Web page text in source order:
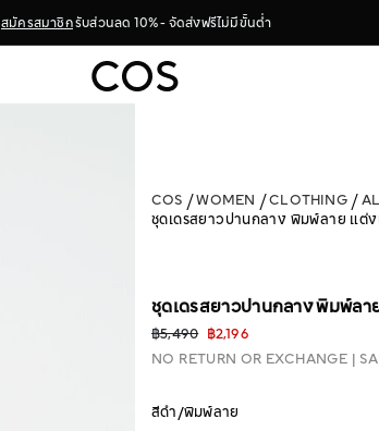
สมัครสมาชิกรับส่วนลด 10% - จัดส่งฟรีไม่มีขั้นต่ำ
COS WOMEN CLOTHING
ชุดเดรสยาวปานกลาง พิมพ์ลาย แต่
ชุดเดรสยาวปานกลาง พิมพ์ล
฿5,490 ฿2,196
NO RETURN OR EXCHANGE
สีดำ/พิมพ์ลาย